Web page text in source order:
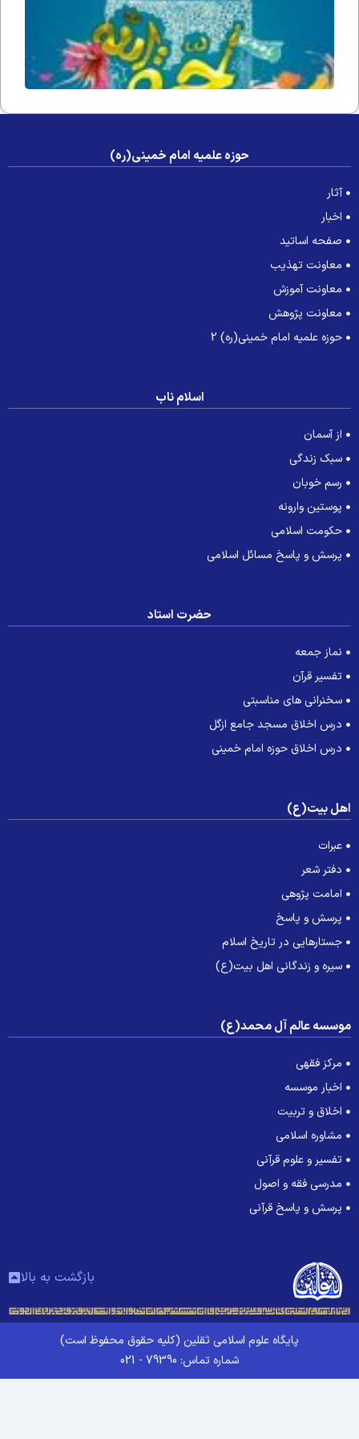
حوزه علمیه امام خمینی(ره)
آثار
اخبار
صفحه اساتید
معاونت تهذیب
معاونت آموزش
معاونت پژوهش
حوزه علمیه امام خمینی(ره) 2
اسلام ناب
از آسمان
سبک زندگی
رسم خوبان
پوستین وارونه
حکومت اسلامی
پرسش و پاسخ مسائل اسلامی
حضرت استاد
نماز جمعه
تفسیر قرآن
سخنرانی های مناسبتی
درس اخلاق مسجد جامع ازگل
درس اخلاق حوزه امام خمینی
بیت(ع)
عبرات
دفتر شعر
امامت پژوهی
پرسش و پاسخ
جستارهایی در تاریخ اسلام
سیره و زندگانی اهل بیت(ع)
عالم آل محمد(ع)
مرکز فقهی
اخبار موسسه
اخلاق و تربیت
مشاوره اسلامی
تفسیر و علوم قرآنی
مدرسی فقه و اصول
پرسش و پاسخ قرآنی
بازگشت به بالا
پایگاه علوم اسلامی ثقلین (کلیه حقوق محفوظ است)
شماره تماس: 79390 - 021